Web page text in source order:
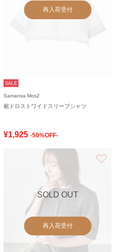
再入荷受付
SALE
Samansa Mos2
裾ドロストワイドスリーブシャツ
¥1,925 -50%OFF-
SOLD OUT
再入荷受付